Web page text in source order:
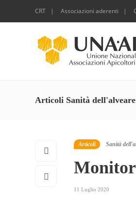
CRT Associazioni aderenti
Articoli Sanità dell'alveare
Articoli Sanità
11 Luglio 2020